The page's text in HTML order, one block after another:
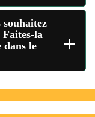
la
dans le
+